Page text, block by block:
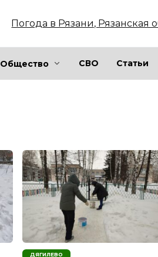
Погода в Рязани, Рязанская
Общество СВО Статьи
ДЯГИЛЕВО